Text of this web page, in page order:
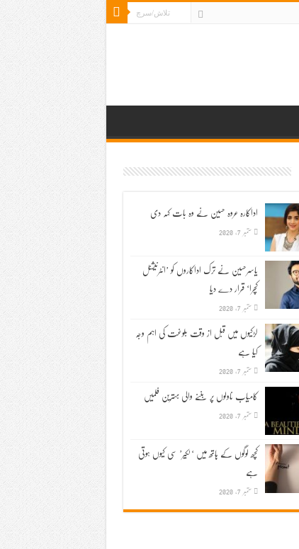
اداکارہ عروہ حسین نے وہ بات کہہ دی
ستمبر 7, 2020
یاسرحسین نے ترک اداکاروں کو ’انٹرنیشنل
کچرا‘ قرار دے دیا
ستمبر 7, 2020
لڑکیوں میں قبل از وقت بلوغت کی اہم وجہ
کیا ہے
ستمبر 7, 2020
کامیاب ناولوں پر بننے والی بہترین فلمیں
ستمبر 7, 2020
کچھ لوگوں کے ہاتھ میں ‘لکیر’ سی کیوں ہوتی
ہے
ستمبر 7, 2020